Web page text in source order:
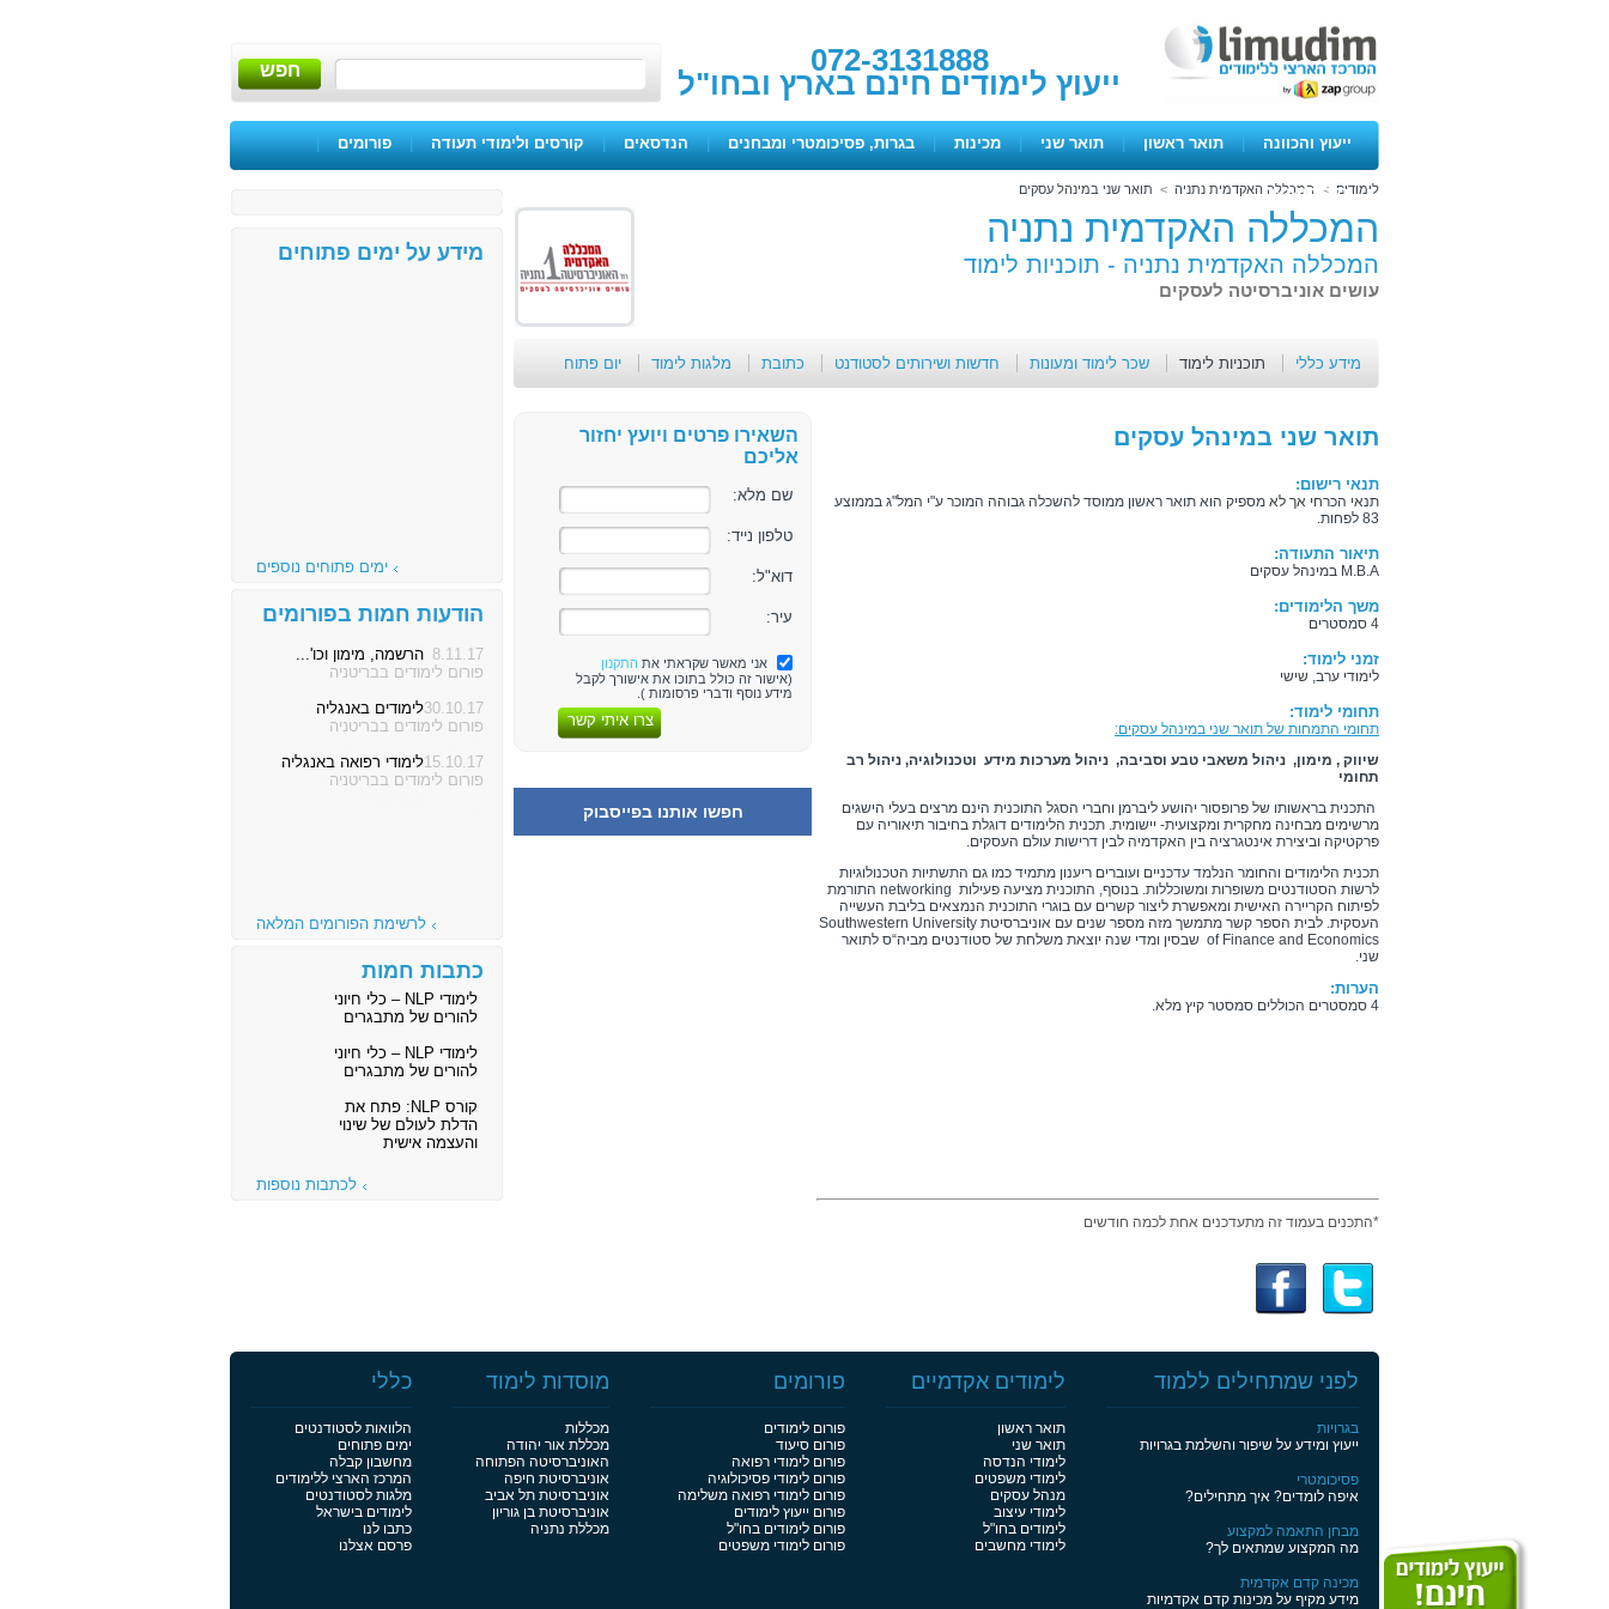
072-3131888
ייעוץ לימודים חינם בארץ ובחו"ל חפש
ייעוץ והכוונה | תואר ראשון | תואר שני | מכינות | בגרות, פסיכומטרי ומבחנים | הנדסאים | קורסים ולימודי תעודה | פורומים |
ימים פתוחיםלימודים > המכללה האקדמית נתניה > תואר שני במינהל עסקים
המכללה האקדמית נתניה
המכללה האקדמית נתניה - תוכניות לימוד
עושים אוניברסיטה לעסקים
מידע כללי תוכניות לימוד שכר לימוד ומעונות חדשות ושירותים לסטודנט כתובת מלגות לימוד יום פתוח
השאירו פרטים ויועץ יחזור
אליכם
שם מלא:
טלפון נייד:
דוא"ל:
עיר:
אני מאשר שקראתי את התקנון
(אישור זה כולל בתוכו את אישורך לקבל
מידע נוסף ודברי פרסומות ).
צרו איתי קשר
חפשו אותנו בפייסבוק
תואר שני במינהל עסקים
תנאי רישום:
תנאי הכרחי אך לא מספיק הוא תואר ראשון ממוסד להשכלה גבוהה המוכר ע"י המל"ג בממוצע
83 לפחות.
תיאור התעודה:
M.B.A במינהל עסקים
משך הלימודים:
4 סמסטרים
זמני לימוד:
לימודי ערב, שישי
תחומי לימוד:
תחומי התמחות של תואר שני במינהל עסקים:
שיווק , מימון, ניהול משאבי טבע וסביבה, ניהול מערכות מידע וטכנולוגיה, ניהול רב
תחומי
התכנית בראשותו של פרופסור יהושע ליברמן וחברי הסגל התוכנית הינם מרצים בעלי הישגים
מרשימים מבחינה מחקרית ומקצועית- יישומית. תכנית הלימודים דוגלת בחיבור תיאוריה עם
פרקטיקה וביצירת אינטגרציה בין האקדמיה לבין דרישות עולם העסקים.
תכנית הלימודים והחומר הנלמד עדכניים ועוברים ריענון מתמיד כמו גם התשתיות הטכנולוגיות
לרשות הסטודנטים משופרות ומשוכללות. בנוסף, התוכנית מציעה פעילות networking התורמת
לפיתוח הקריירה האישית ומאפשרת ליצור קשרים עם בוגרי התוכנית הנמצאים בליבת העשייה
העסקית. לבית הספר קשר מתמשך מזה מספר שנים עם אוניברסיטת Southwestern University
of Finance and Economics שבסין ומדי שנה יוצאת משלחת של סטודנטים מביה“ס לתואר
שני.
הערות:
4 סמסטרים הכוללים סמסטר קיץ מלא.
*התכנים בעמוד זה מתעדכנים אחת לכמה חודשים
מידע על ימים פתוחים
ימים פתוחים נוספים
הודעות חמות בפורומים
8.11.17 הרשמה, מימון וכו'...
פורום לימודים בבריטניה
30.10.17לימודים באנגליה
פורום לימודים בבריטניה
15.10.17לימודי רפואה באנגליה
פורום לימודים בבריטניה
לרשימת הפורומים המלאה
כתבות חמות
לימודי NLP – כלי חיוני
להורים של מתבגרים
לימודי NLP – כלי חיוני
להורים של מתבגרים
קורס NLP: פתח את
הדלת לעולם של שינוי
והעצמה אישית
לכתבות נוספות
לפני שמתחילים ללמוד
בגרויות
ייעוץ ומידע על שיפור והשלמת בגרויות
פסיכומטרי
איפה לומדים? איך מתחילים?
מבחן התאמה למקצוע
מה המקצוע שמתאים לך?
מכינה קדם אקדמית
מידע מקיף על מכינות קדם אקדמיות
לימודים אקדמיים
תואר ראשון
תואר שני
לימודי הנדסה
לימודי משפטים
מנהל עסקים
לימודי עיצוב
לימודים בחו"ל
לימודי מחשבים
פורומים
פורום לימודים
פורום סיעוד
פורום לימודי רפואה
פורום לימודי פסיכולוגיה
פורום לימודי רפואה משלימה
פורום ייעוץ לימודים
פורום לימודים בחו"ל
פורום לימודי משפטים
מוסדות לימוד
מכללות
מכללת אור יהודה
האוניברסיטה הפתוחה
אוניברסיטת חיפה
אוניברסיטת תל אביב
אוניברסיטת בן גוריון
מכללת נתניה
כללי
הלוואות לסטודנטים
ימים פתוחים
מחשבון קבלה
המרכז הארצי ללימודים
מלגות לסטודנטים
לימודים בישראל
כתבו לנו
פרסם אצלנו